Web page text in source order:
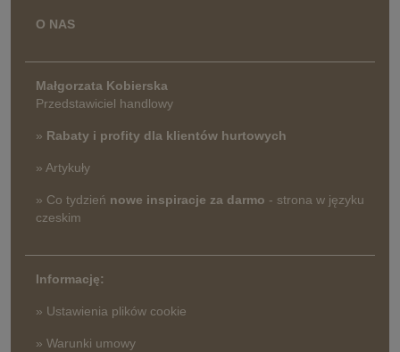
O NAS
Małgorzata Kobierska
Przedstawiciel handlowy
» Rabaty i profity dla klientów hurtowych
» Artykuły
» Co tydzień nowe inspiracje za darmo - strona w języku
czeskim
Informację:
» Ustawienia plików cookie
» Warunki umowy